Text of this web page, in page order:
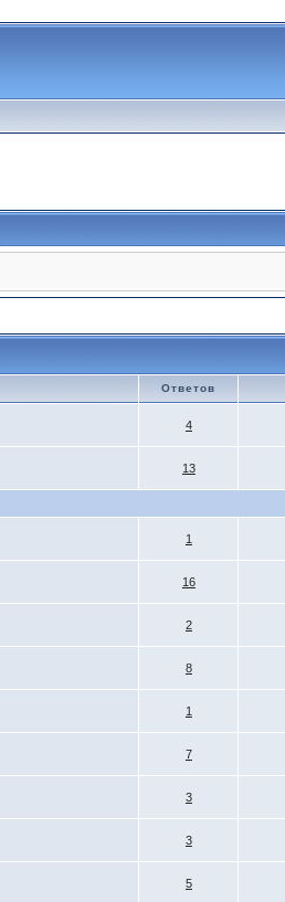
Ответов
4
13
1
16
2
8
1
7
3
3
5